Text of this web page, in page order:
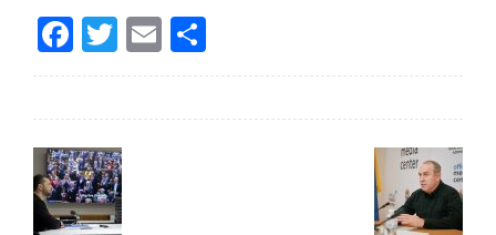
Fa
ce
o
o
k
T
wi
er
E
m h